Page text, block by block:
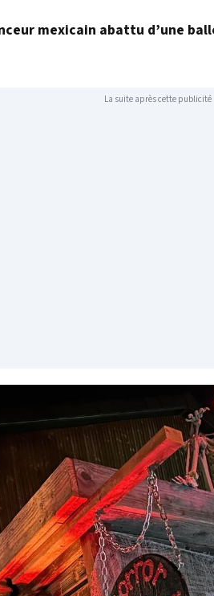
mexicain abattu d’une
La suite après cette publicité